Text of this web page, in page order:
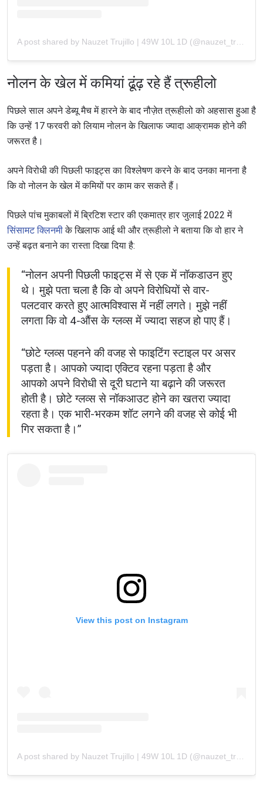
A post shared by Nauzet Trujillo | 49W 10L 1D (@nauzet_trujillo_official)
नोलन के खेल में कमियां ढूंढ़ रहे हैं त्रूहीलो
पिछले साल अपने डेब्यू मैच में हारने के बाद नौज़ेत त्रूहीलो को अहसास हुआ है
कि उन्हें 17 फरवरी को लियाम नोलन के खिलाफ ज्यादा आक्रामक होने की
जरूरत है।
अपने विरोधी की पिछली फाइट्स का विश्लेषण करने के बाद उनका मानना है
कि वो नोलन के खेल में कमियों पर काम कर सकते हैं।
पिछले पांच मुकाबलों में ब्रिटिश स्टार की एकमात्र हार जुलाई 2022 में
सिंसामट क्लिनमीके खिलाफ आई थी और त्रूहीलो ने बताया कि वो हार ने
उन्हें बढ़त बनाने का रास्ता दिखा दिया है:
“नोलन अपनी पिछली फाइट्स में से एक में नॉकडाउन हुए
थे। मुझे पता चला है कि वो अपने विरोधियों से वार-
पलटवार करते हुए आत्मविश्वास में नहीं लगते। मुझे नहीं
लगता कि वो 4-औंस के ग्लव्स में ज्यादा सहज हो पाए हैं।
“छोटे ग्लव्स पहनने की वजह से फाइटिंग स्टाइल पर असर
पड़ता है। आपको ज्यादा एक्टिव रहना पड़ता है और
आपको अपने विरोधी से दूरी घटाने या बढ़ाने की जरूरत
होती है। छोटे ग्लव्स से नॉकआउट होने का खतरा ज्यादा
रहता है। एक भारी-भरकम शॉट लगने की वजह से कोई भी
गिर सकता है।”
View this post on Instagram